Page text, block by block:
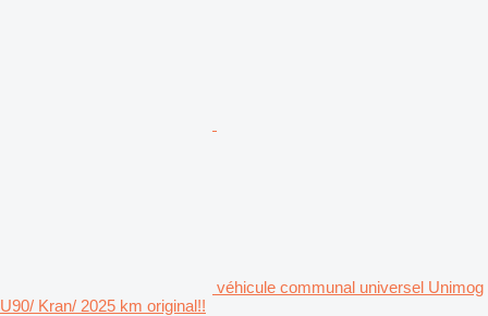
véhicule communal universel Unimog
U90/ Kran/ 2025 km original!!